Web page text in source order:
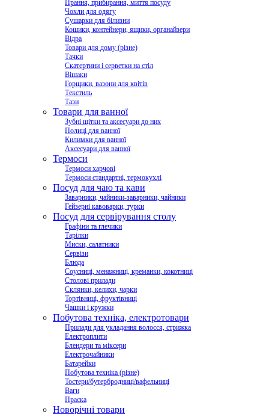
Прання, прибирання, миття посуду
Чохли для одягу
Сушарки для білизни
Кошики, контейнери, ящики, органайзери
Відра
Товари для дому (різне)
Тачки
Скатертини і серветки на стіл
Вішаки
Горщики, вазони для квітів
Текстиль
Тази
Товари для ванної
Зубні щітки та аксесуари до них
Полиці для ванної
Килимки для ванної
Аксесуари для ванної
Термоси
Термоси харчові
Термоси стандартні, термокухлі
Посуд для чаю та кави
Заварники, чайники-заварники, чайники
Гейзерні кавоварки, турки
Посуд для сервірування столу
Графіни та глечики
Тарілки
Миски, салатники
Сервізи
Блюда
Соусниці, менажниці, креманки, кокотниці
Столові прилади
Склянки, келихи, чарки
Тортівниці, фруктівниці
Чашки і кружки
Побутова техніка, електротовари
Прилади для укладання волосся, стрижка
Електроплити
Блендери та міксери
Електрочайники
Батарейки
Побутова техніка (різне)
Тостери/бутербродниці/вафельниці
Ваги
Праска
Новорічні товари